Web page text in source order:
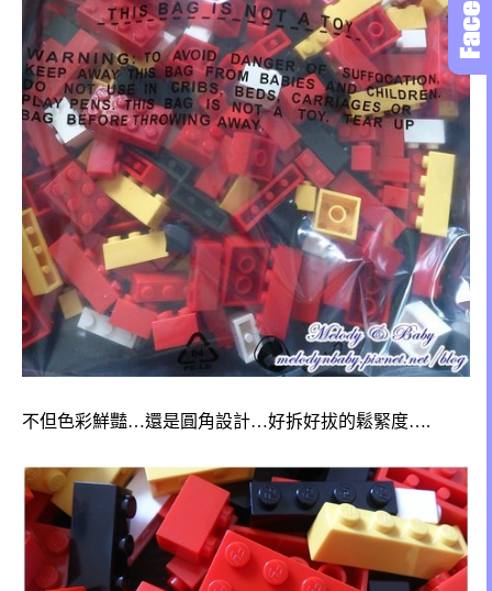
不但色彩鮮豔…還是圓角設計…好拆好拔的鬆緊度….